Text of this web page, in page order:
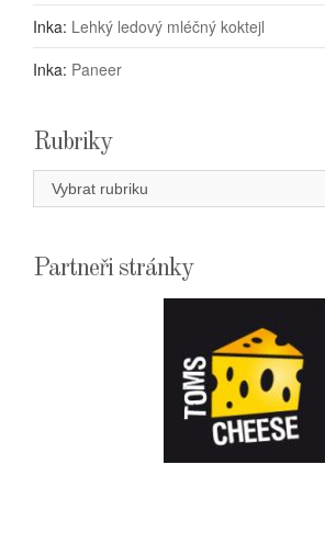
Inka: Lehký ledový mléčný koktejl
Inka: Paneer
Rubriky
Rubriky
Partneři stránky